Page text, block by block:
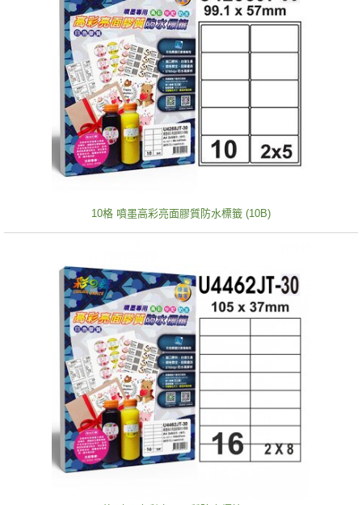
10格 噴墨高彩亮面膠質防水標籤 (10B)